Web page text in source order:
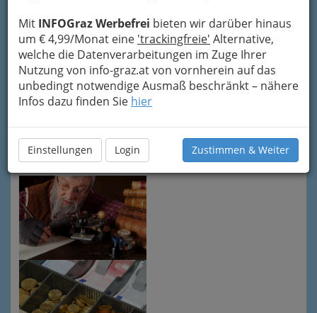
Mit INFOGraz Werbefrei bieten wir darüber hinaus
um € 4,99/Monat eine 'trackingfreie' Alternative,
welche die Datenverarbeitungen im Zuge Ihrer
Nutzung von info-graz.at von vornherein auf das
unbedingt notwendige Ausmaß beschränkt – nähere
Infos dazu finden Sie hier
Einstellungen Login Zustimmen & Weiter
Aufgaben der Gewerblichen und der
Selbstständigen Buchhalterineinander
vereint und die Kammerzugehörigkeit frei
wählen und jährlich wechseln darf,
sindSelbstständiger Buchhalter
undBuchhalterinzur Buchhaltung und
Bilanzierung innerhalb gewisser
Umsatzgrenzen berechtigt, nicht jedoch zur
steuerlichen Vertretung im gesamten Ausmaß.